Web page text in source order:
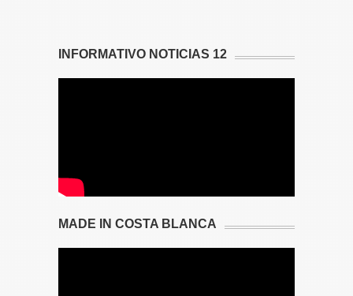
INFORMATIVO NOTICIAS 12
MADE IN COSTA BLANCA